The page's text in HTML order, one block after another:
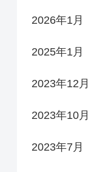
2026年1月
2025年1月
2023年12月
2023年10月
2023年7月